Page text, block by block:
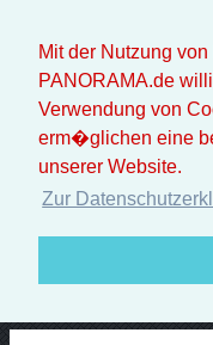
Mit der Nutzung
PANORAMA.de
Verwendung von
erm�glichen eine
unserer Website.
Zur